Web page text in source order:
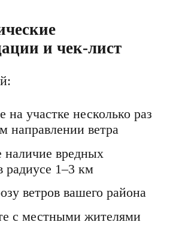
и чек-лист
на участке несколько раз
направлении ветра
наличие вредных
радиусе 1–3 км
ветров вашего района
с местными жителями